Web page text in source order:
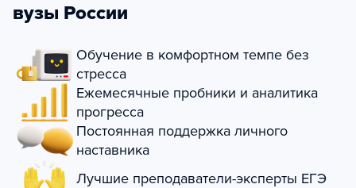
вузы России
Обучение в комфортном темпе без
стресса
Ежемесячные пробники и аналитика
прогресса
Постоянная поддержка личного
наставника
Лучшие преподаватели-эксперты ЕГЭ